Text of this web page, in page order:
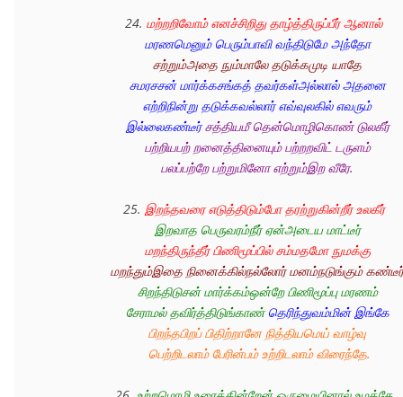
24. மற்றறிவோம் எனச்சிறிது தாழ்த்திருப்பீர் ஆனால்
மரணமெனும் பெரும்பாவி வந்திடுமே அந்தோ
சற்றும்அதை நும்மாலே தடுக்கமுடி யாதே
சமரசசன் மார்க்கசங்கத் தவர்கள்அல்லால் அதனை
எற்றிநின்று தடுக்கவல்லார் எவ்வுலகில் எவரும்
இல்லைகண்டீர் சத்தியமீ தென்மொழிகொண் டுலகீர்
பற்றியபற் றனைத்தினையும் பற்றறவிட் டருளம்
பலப்பற்றே பற்றுமினோ எற்றும்இற வீரே.
25. இறந்தவரை எடுத்திடும்போ தரற்றுகின்றீர் உலகீர்
இறவாத பெருவரம்நீர் ஏன்அடைய மாட்டீர்
மறந்திருந்தீர் பிணிமூப்பில் சம்மதமோ நுமக்கு
மறந்தும்இதை நினைக்கில்நல்லோர் மனம்நடுங்கும் கண்டீர்
சிறந்திடுசன் மார்க்கம்ஒன்றே பிணிமூப்பு மரணம்
சேராமல் தவிர்த்திடுங்காண் தெரிந்துவம்மின் இங்கே
பிறந்தபிறப் பிதிற்றானே நித்தியமெய் வாழ்வு
பெற்றிடலாம் பேரின்பம் உற்றிடலாம் விரைந்தே.